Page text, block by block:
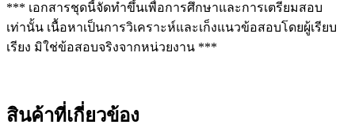
*** เอกสารชุดนี้จัดทำขึ้นเพื่อการศึกษาและการเตรียมสอบ
เท่านั้น เนื้อหาเป็นการวิเคราะห์และเก็งแนวข้อสอบโดยผู้เรียบ
เรียง มิใช่ข้อสอบจริงจากหน่วยงาน ***
สินค้าที่เกี่ยวข้อง